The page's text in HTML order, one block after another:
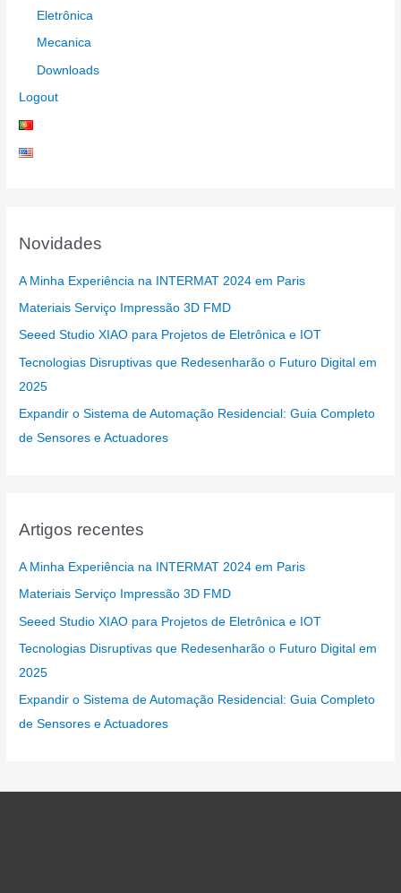
Eletrônica
Mecanica
Downloads
Logout
Novidades
A Minha Experiência na INTERMAT 2024 em Paris
Materiais Serviço Impressão 3D FMD
Seeed Studio XIAO para Projetos de Eletrônica e IOT
Tecnologias Disruptivas que Redesenharão o Futuro Digital em
2025
Expandir o Sistema de Automação Residencial: Guia Completo
de Sensores e Actuadores
Artigos recentes
A Minha Experiência na INTERMAT 2024 em Paris
Materiais Serviço Impressão 3D FMD
Seeed Studio XIAO para Projetos de Eletrônica e IOT
Tecnologias Disruptivas que Redesenharão o Futuro Digital em
2025
Expandir o Sistema de Automação Residencial: Guia Completo
de Sensores e Actuadores